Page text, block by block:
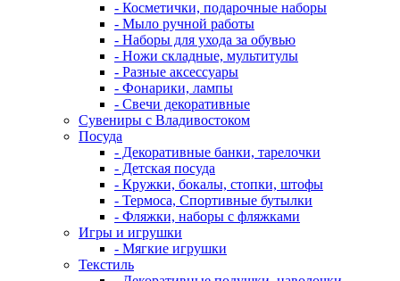
- Косметички, подарочные наборы
- Мыло ручной работы
- Наборы для ухода за обувью
- Ножи складные, мультитулы
- Разные аксессуары
- Фонарики, лампы
- Свечи декоративные
Сувениры с Владивостоком
Посуда
- Декоративные банки, тарелочки
- Детская посуда
- Кружки, бокалы, стопки, штофы
- Термоса, Спортивные бутылки
- Фляжки, наборы с фляжками
Игры и игрушки
- Мягкие игрушки
Текстиль